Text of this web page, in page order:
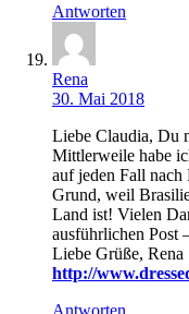
Antworten
Rena
30. Mai 2018
Liebe Claudia, Du
Mittlerweile habe
auf jeden Fall nach
Grund, weil
Land ist! Vielen
ausführlichen Post
Liebe Grüße, Rena
http://
Antworten